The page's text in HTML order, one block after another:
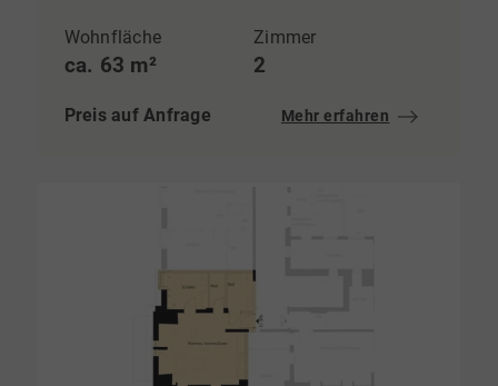
Wohnfläche
ca. 63 m²
Zimmer
2
Preis auf Anfrage Mehr erfahren